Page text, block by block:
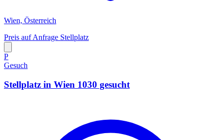
Wien, Österreich
Preis auf Anfrage Stellplatz
P
Gesuch
Stellplatz in Wien 1030 gesucht